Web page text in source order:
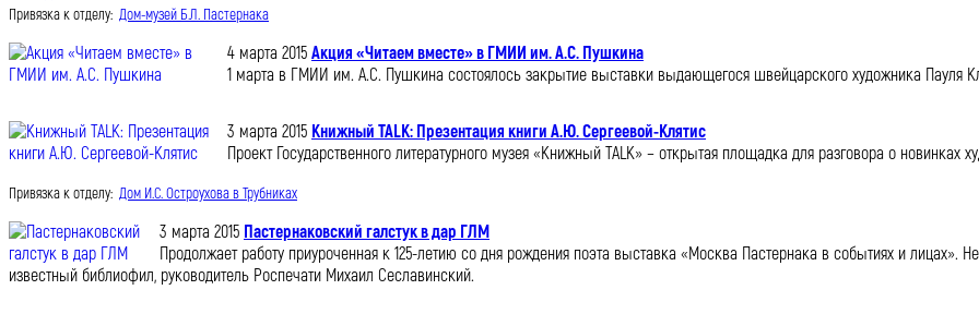
Привязка к отделу: Дом-музей Б.Л. Пастернака
4 марта 2015 Акция «Читаем вместе» в ГМИИ им. А.С. Пушкина
1 марта в ГМИИ им. А.С. Пушкина состоялось закрытие выставки выдающегося швейцарского художника Пауля
3 марта 2015 Книжный TALK: Презентация книги А.Ю. Сергеевой-Клятис
Проект Государственного литературного музея «Книжный TALK» – открытая площадка для разговора о новинках
Привязка к отделу: Дом И.С. Остроухова в Трубниках
3 марта 2015 Пастернаковский галстук в дар ГЛМ
Продолжает работу приуроченная к 125-летию со дня рождения поэта выставка «Москва Пастернака в событиях и лицах».
известный библиофил, руководитель Роспечати Михаил Сеславинский.